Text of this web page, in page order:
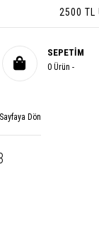
2500 TL
SEPETIM
0 Ürün
Dön